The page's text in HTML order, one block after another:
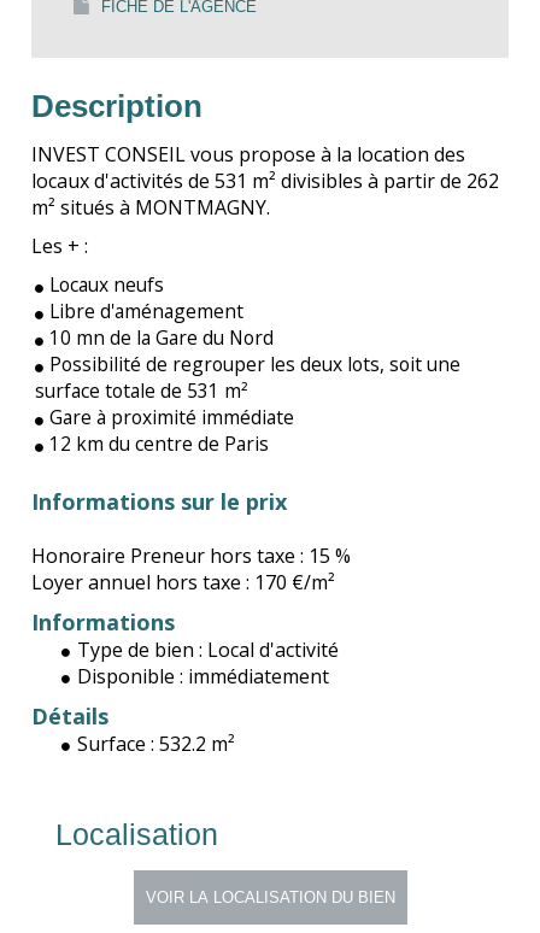
FICHE DE L'AGENCE
Description
INVEST CONSEIL vous propose à la location des
locaux d'activités de 531 m² divisibles à partir de 262
m² situés à MONTMAGNY.
Les + :
Locaux neufs
Libre d'aménagement
10 mn de la Gare du Nord
Possibilité de regrouper les deux lots, soit une
surface totale de 531 m²
Gare à proximité immédiate
12 km du centre de Paris
Informations sur le prix
Honoraire Preneur hors taxe : 15 %
Loyer annuel hors taxe : 170 €/m²
Informations
Type de bien : Local d'activité
Disponible : immédiatement
Détails
Surface : 532.2 m²
Localisation